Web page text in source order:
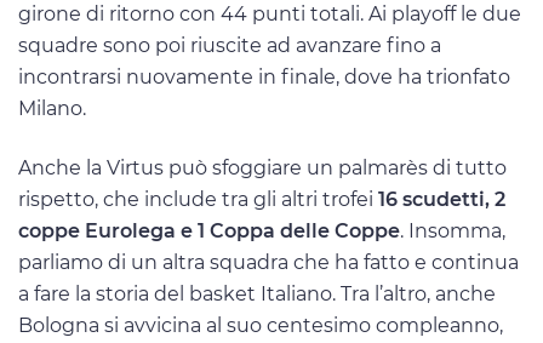
girone di ritorno con 44 punti totali. Ai playoff le due
squadre sono poi riuscite ad avanzare fino a
incontrarsi nuovamente in finale, dove ha trionfato
Milano.
Anche la Virtus può sfoggiare un palmarès di tutto
rispetto, che include tra gli altri trofei 16 scudetti, 2
coppe Eurolega e 1 Coppa delle Coppe. Insomma,
parliamo di un altra squadra che ha fatto e continua
a fare la storia del basket Italiano. Tra l’altro, anche
Bologna si avvicina al suo centesimo compleanno,